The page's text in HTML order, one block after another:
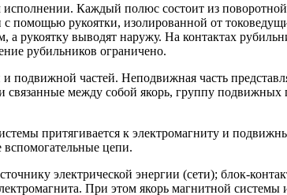
Каждый полюс состоит из
рукоятки, изолированной от
выводят наружу. На контактах
рубильников ограничено.
частей. Неподвижная часть
между собой якорь, группу подвижных
притягивается к электромагниту и
цепи.
электрической энергии (сети); блок-
При этом якорь магнитной